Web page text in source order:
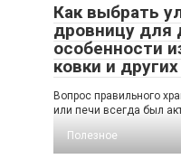
Как выбрать
дровницу для
особенности
ковки и
Вопрос правильного
или печи всегда был
Полезное